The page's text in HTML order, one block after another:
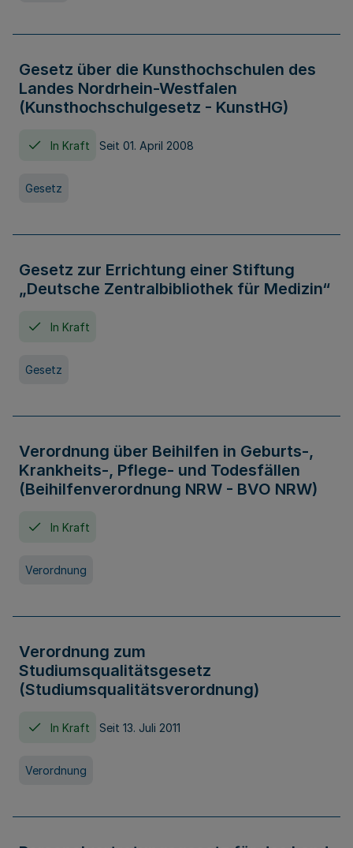
Gesetz über die Kunsthochschulen des
Landes Nordrhein-Westfalen
(Kunsthochschulgesetz - KunstHG)
In Kraft Seit 01. April 2008
Gesetz
Gesetz zur Errichtung einer Stiftung
„Deutsche Zentralbibliothek für Medizin“
In Kraft
Gesetz
Verordnung über Beihilfen in Geburts-,
Krankheits-, Pflege- und Todesfällen
(Beihilfenverordnung NRW - BVO NRW)
In Kraft
Verordnung
Verordnung zum
Studiumsqualitätsgesetz
(Studiumsqualitätsverordnung)
In Kraft Seit 13. Juli 2011
Verordnung